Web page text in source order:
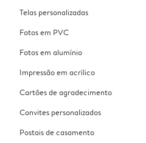
Telas personalizadas
Fotos em PVC
Fotos em alumínio
Impressão em acrílico
Cartões de agradecimento
Convites personalizados
Postais de casamento